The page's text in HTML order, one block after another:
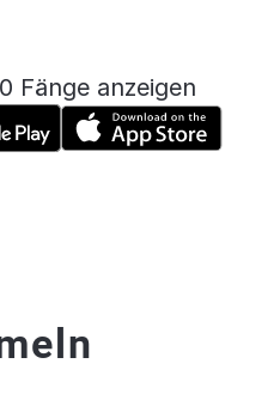
Fänge anzeigen